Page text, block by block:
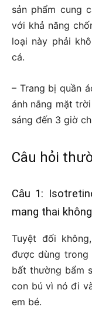
sản phẩm cung
với khả năng
loại này phải
cá.
– Trang bị quần
ánh nắng mặt
sáng đến 3 giờ
Câu hỏi
Câu 1:
mang thai
Tuyệt đối
được dùng
bất thường bẩm
con bú vì nó đi
em bé.